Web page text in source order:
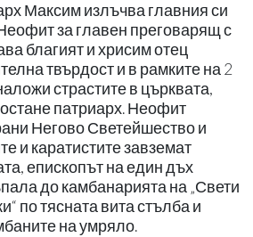
Максим излъчва главния си
за главен преговарящ с
благият и хрисим отец
твърдост и в рамките на 2
страстите в църквата,
патриарх. Неофит
Негово Светейшество и
и каратистите завземат
епископът на един дъх
до камбанарията на „Свети
по тясната вита стълба и
на умряло.